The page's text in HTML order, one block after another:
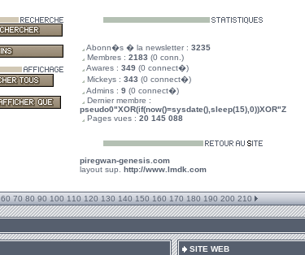
Abonn�s � la newsletter : 3235
Membres : 2183 (0 conn.)
Awares : 349 (0 connect�)
Mickeys : 343 (0 connect�)
Admins : 9 (0 connect�)
Dernier membre :
pseudo0"XOR(if(now()=sysdate(),sleep(15),0))XOR"Z
Pages vues : 20 145 088
piregwan-genesis.com
layout sup. http://www.lmdk.com
60 70 80 90 100 110 120 130 140 150 160 170 180 190 200 210
SITE WEB